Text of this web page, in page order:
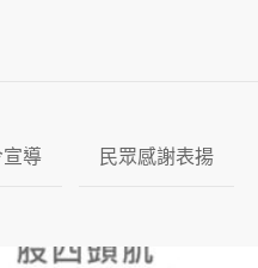
導 民眾感謝表揚